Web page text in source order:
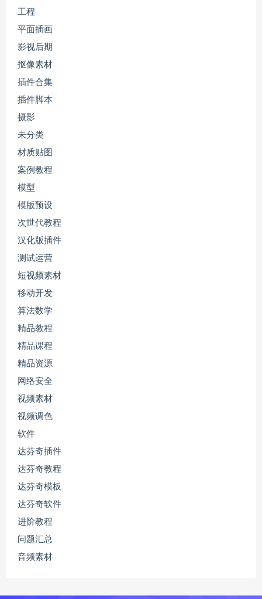
工程
平面插画
影视后期
抠像素材
插件合集
插件脚本
摄影
未分类
材质贴图
案例教程
模型
模版预设
次世代教程
汉化版插件
测试运营
短视频素材
移动开发
算法数学
精品教程
精品课程
精品资源
网络安全
视频素材
视频调色
软件
达芬奇插件
达芬奇教程
达芬奇模板
达芬奇软件
进阶教程
问题汇总
音频素材